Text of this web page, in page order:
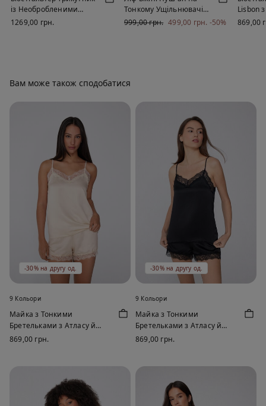
із Необробленими
Краями Natural Lifting
1269,00 грн.
Тонкому Ущільнювачі
Shiny Glam Шоколадний
999,00 грн. 499,00 грн. -50%
Lisbon
869,00
Вам може також сподобатися
-30% на другу од.
9 Кольори
Майка з Тонкими
Бретельками з Атласу й
Мережива
869,00 грн.
-30% на другу од.
9 Кольори
Майка з Тонкими
Бретельками з Атласу й
Мережива
869,00 грн.